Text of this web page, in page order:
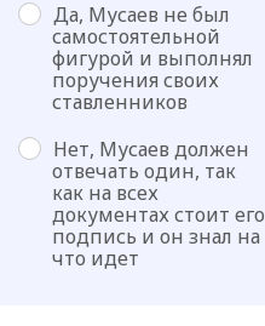
Да, Мусаев не был
самостоятельной
фигурой и выполнял
поручения своих
ставленников
Нет, Мусаев должен
отвечать один, так
как на всех
документах стоит его
подпись и он знал на
что идет